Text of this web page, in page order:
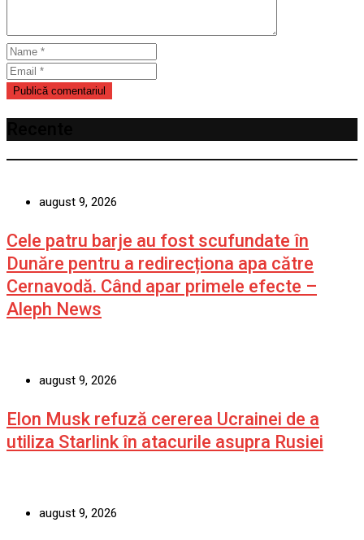
august 9, 2026
Cele patru barje au fost scufundate în
Dunăre pentru a redirecționa apa către
Cernavodă. Când apar primele efecte –
Aleph News
august 9, 2026
Elon Musk refuză cererea Ucrainei de a
utiliza Starlink în atacurile asupra Rusiei
august 9, 2026